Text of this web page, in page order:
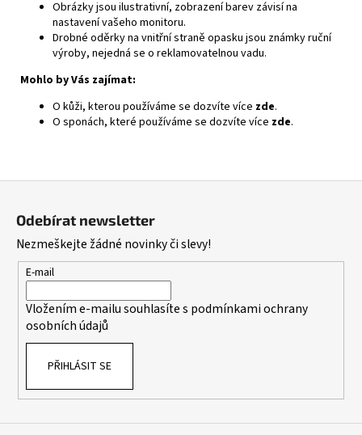
Obrázky jsou ilustrativní, zobrazení barev závisí na
nastavení vašeho monitoru.
Drobné oděrky na vnitřní straně opasku jsou známky ruční
výroby, nejedná se o reklamovatelnou vadu.
Mohlo by Vás zajímat:
O kůži, kterou používáme se dozvíte více zde.
O sponách, které používáme se dozvíte více zde.
Odebírat newsletter
Nezmeškejte žádné novinky či slevy!
E-mail
Vložením e-mailu souhlasíte s podmínkami ochrany
osobních údajů
PŘIHLÁSIT SE